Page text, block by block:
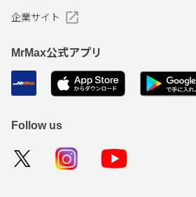
企業サイト
MrMax公式アプリ
Follow us